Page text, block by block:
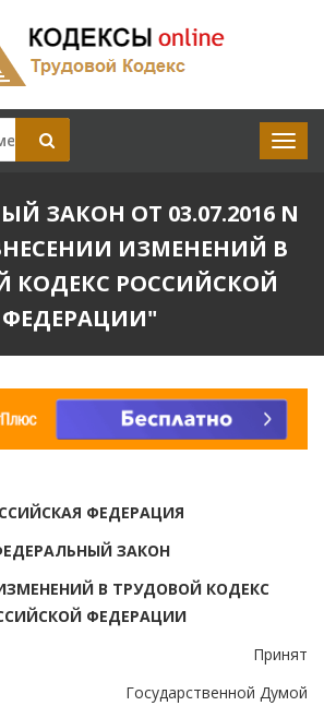
ЗАКОН ОТ 03.07.2016 N
ИЗМЕНЕНИЙ В
КОДЕКС РОССИЙСКОЙ
ФЕДЕРАЦИИ"
ФЕДЕРАЦИЯ
ЗАКОН
В ТРУДОВОЙ КОДЕКС
ФЕДЕРАЦИИ
Принят
Государственной Думой